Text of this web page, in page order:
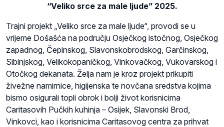
“Veliko srce za male ljude” 2025.
Trajni projekt „Veliko srce za male ljude“, provodi se u
vrijeme Došašća na području Osječkog istočnog, Osječkog
zapadnog, Čepinskog, Slavonskobrodskog, Garčinskog,
Sibinjskog, Velikokopaničkog, Vinkovačkog, Vukovarskog i
Otočkog dekanata. Želja nam je kroz projekt prikupiti
živežne namirnice, higijenska te novčana sredstva kojima
bismo osigurali topli obrok i bolji život korisnicima
Caritasovih Pučkih kuhinja – Osijek, Slavonski Brod,
Vinkovci, kao i korisnicima Caritasovog centra za prihvat